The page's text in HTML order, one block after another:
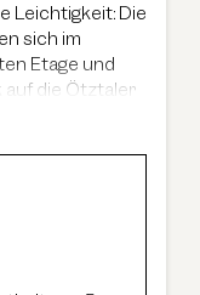
Leichtigkeit: Die
sich im
Etage und
die Ötztaler
großzügige
natürlichen
eine
die perfekt zur